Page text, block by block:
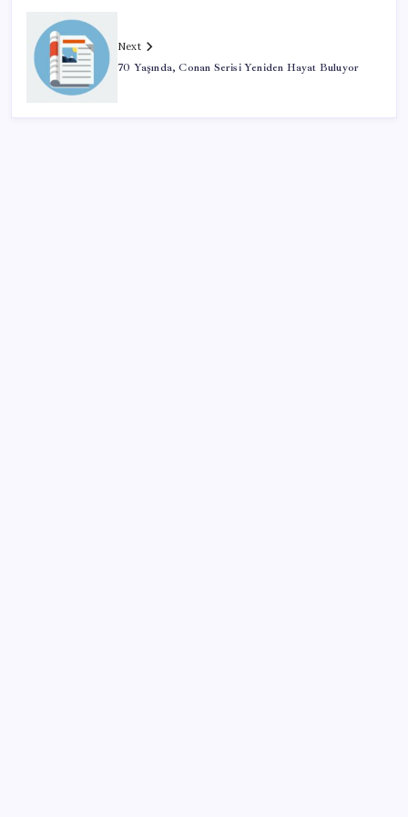
Next
70 Yaşında, Conan Serisi Yeniden Hayat Buluyor